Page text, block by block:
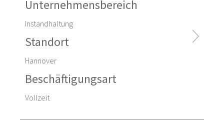
Unternehmensbereich
Instandhaltung
Standort
Hannover
Beschäftigungsart
Vollzeit